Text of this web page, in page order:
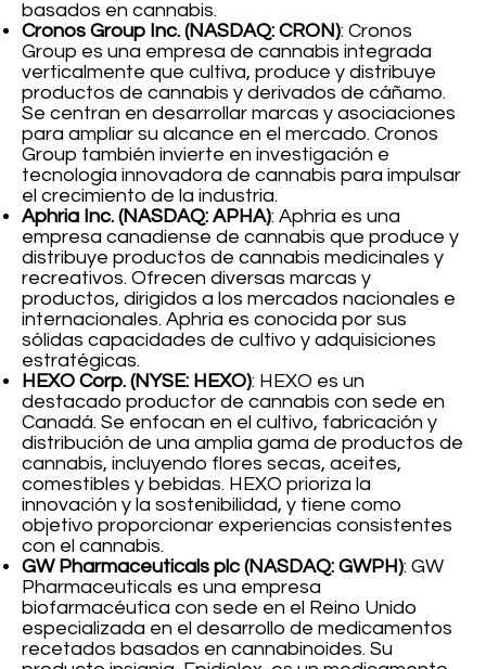
basados en cannabis.
Cronos Group Inc. (NASDAQ: CRON): Cronos
Group es una empresa de cannabis integrada
verticalmente que cultiva, produce y distribuye
productos de cannabis y derivados de cáñamo.
Se centran en desarrollar marcas y asociaciones
para ampliar su alcance en el mercado. Cronos
Group también invierte en investigación e
tecnología innovadora de cannabis para impulsar
el crecimiento de la industria.
Aphria Inc. (NASDAQ: APHA): Aphria es una
empresa canadiense de cannabis que produce y
distribuye productos de cannabis medicinales y
recreativos. Ofrecen diversas marcas y
productos, dirigidos a los mercados nacionales e
internacionales. Aphria es conocida por sus
sólidas capacidades de cultivo y adquisiciones
estratégicas.
HEXO Corp. (NYSE: HEXO): HEXO es un
destacado productor de cannabis con sede en
Canadá. Se enfocan en el cultivo, fabricación y
distribución de una amplia gama de productos de
cannabis, incluyendo flores secas, aceites,
comestibles y bebidas. HEXO prioriza la
innovación y la sostenibilidad, y tiene como
objetivo proporcionar experiencias consistentes
con el cannabis.
GW Pharmaceuticals plc (NASDAQ: GWPH): GW
Pharmaceuticals es una empresa
biofarmacéutica con sede en el Reino Unido
especializada en el desarrollo de medicamentos
recetados basados en cannabinoides. Su